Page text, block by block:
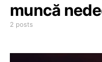
muncă
2 posts